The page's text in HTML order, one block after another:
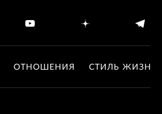
ОТНОШЕНИЯ СТИЛЬ ЖИЗНИ